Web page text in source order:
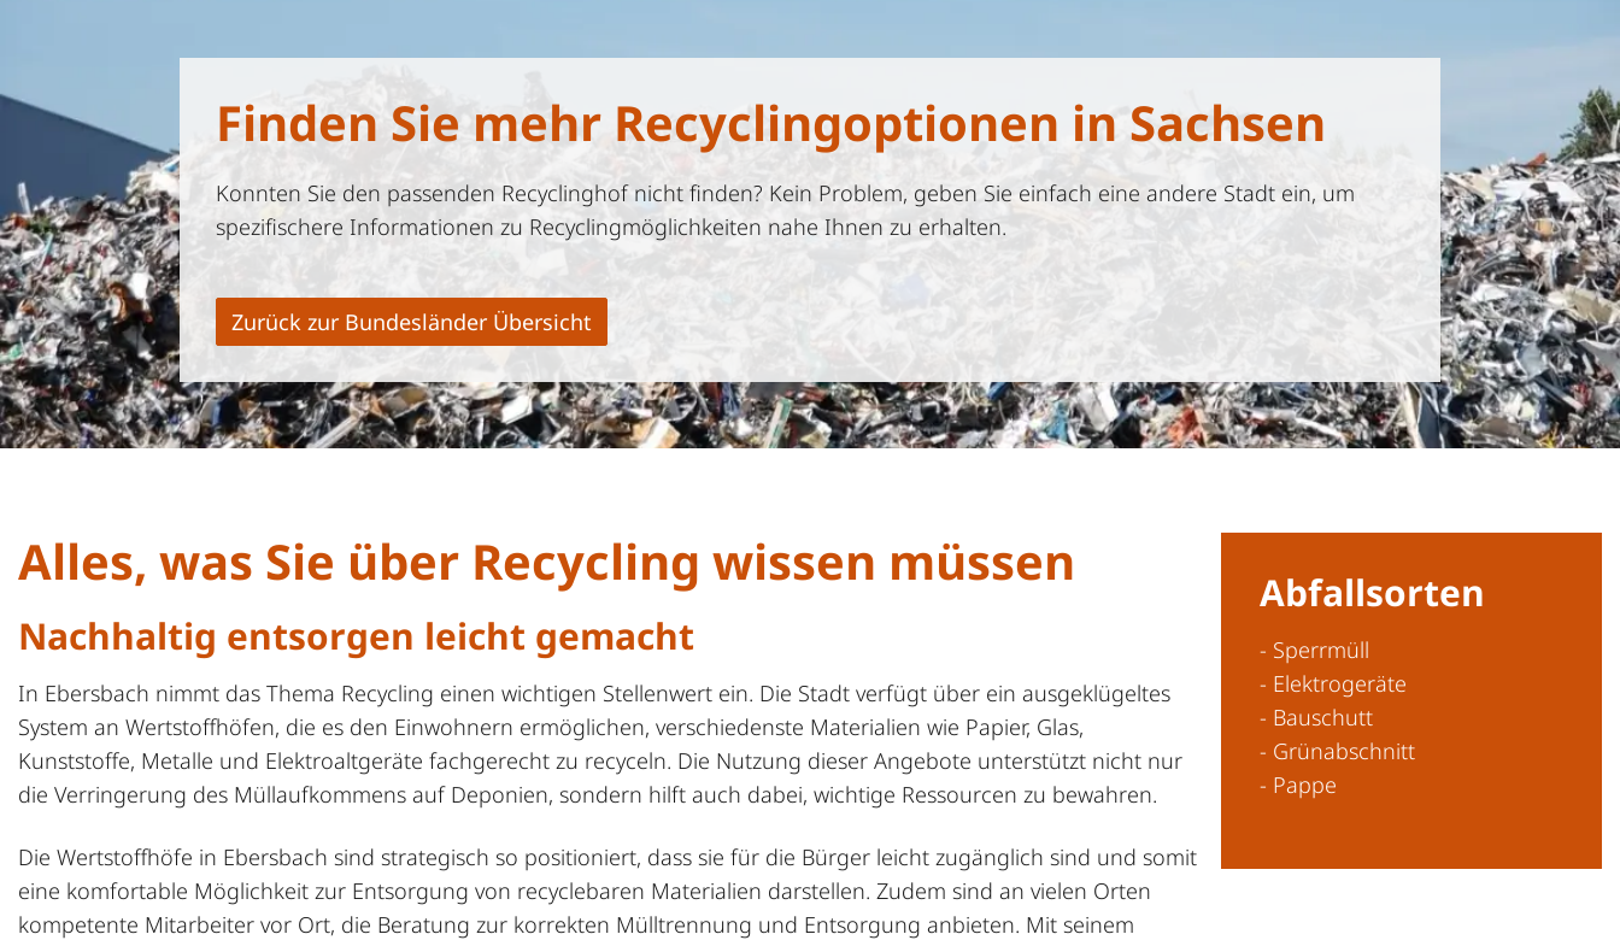
Finden Sie mehr Recyclingoptionen in Sachsen
Konnten Sie den passenden Recyclinghof nicht finden? Kein Problem, geben Sie einfach eine andere Stadt ein, um
spezifischere Informationen zu Recyclingmöglichkeiten nahe Ihnen zu erhalten.
Zurück zur Bundesländer Übersicht
Alles, was Sie über Recycling wissen müssen
Nachhaltig entsorgen leicht gemacht
In Ebersbach nimmt das Thema Recycling einen wichtigen Stellenwert ein. Die Stadt verfügt über ein ausgeklügeltes
System an Wertstoffhöfen, die es den Einwohnern ermöglichen, verschiedenste Materialien wie Papier, Glas,
Kunststoffe, Metalle und Elektroaltgeräte fachgerecht zu recyceln. Die Nutzung dieser Angebote unterstützt nicht nur
die Verringerung des Müllaufkommens auf Deponien, sondern hilft auch dabei, wichtige Ressourcen zu bewahren.
Die Wertstoffhöfe in Ebersbach sind strategisch so positioniert, dass sie für die Bürger leicht zugänglich sind und somit
eine komfortable Möglichkeit zur Entsorgung von recyclebaren Materialien darstellen. Zudem sind an vielen Orten
kompetente Mitarbeiter vor Ort, die Beratung zur korrekten Mülltrennung und Entsorgung anbieten. Mit seinem
Abfallsorten
- Sperrmüll
- Elektrogeräte
- Bauschutt
- Grünabschnitt
- Pappe